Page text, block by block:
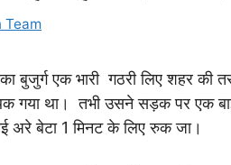
Team
एक भारी गठरी लिए शहर की
था। तभी उसने सड़क पर एक
अरे बेटा 1 मिनट के लिए रुक जा।